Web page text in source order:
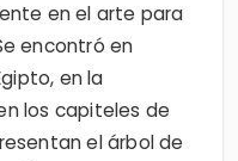
en el arte para
encontró en
en la
los capiteles de
el árbol de